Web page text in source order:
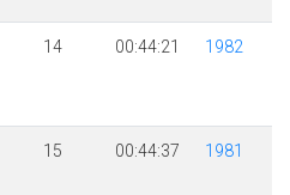
14 00:44:21 1982
15 00:44:37 1981